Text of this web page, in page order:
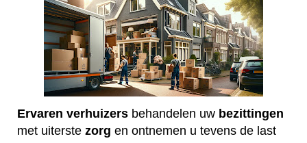
Ervaren verhuizers behandelen uw bezittingen
met uiterste zorg en ontnemen u tevens de last